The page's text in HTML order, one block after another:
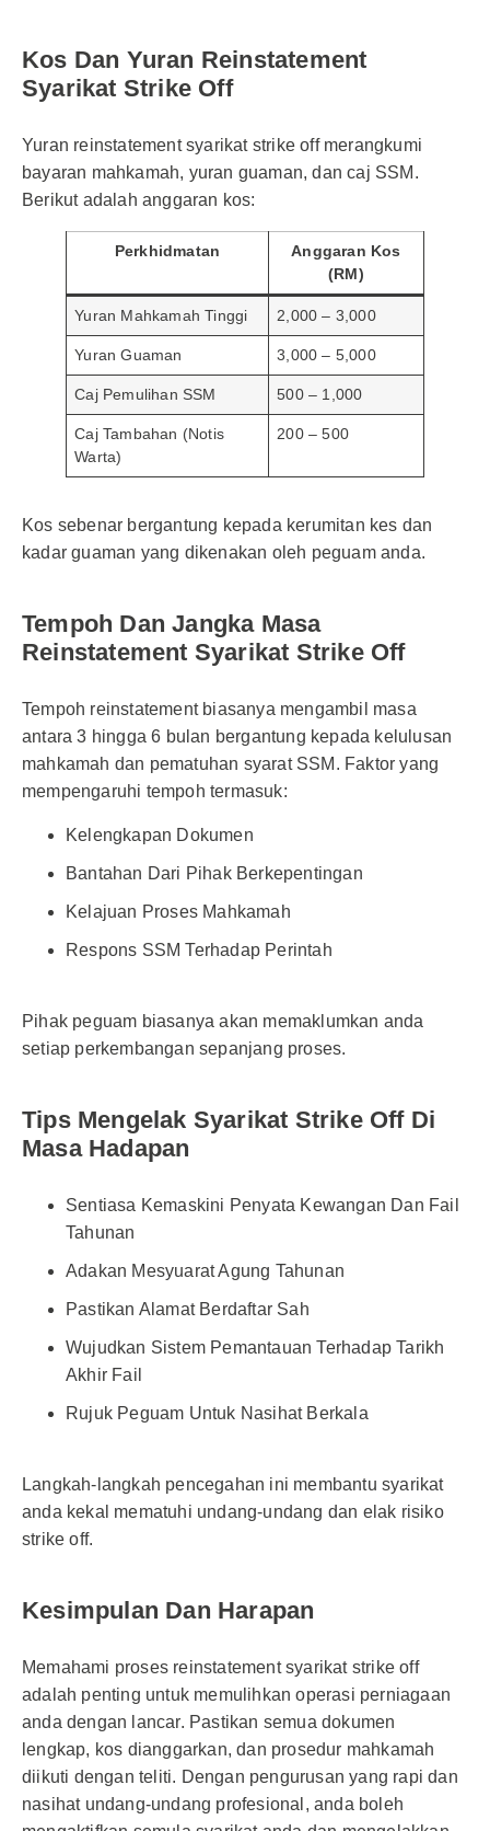
Kos Dan Yuran Reinstatement
Syarikat Strike Off
Yuran reinstatement syarikat strike off merangkumi
bayaran mahkamah, yuran guaman, dan caj SSM.
Berikut adalah anggaran kos:
Perkhidmatan
Anggaran Kos
(RM)
Yuran Mahkamah Tinggi 2,000 – 3,000
Yuran Guaman 3,000 – 5,000
Caj Pemulihan SSM 500 – 1,000
Caj Tambahan (Notis
Warta)
200 – 500
Kos sebenar bergantung kepada kerumitan kes dan
kadar guaman yang dikenakan oleh peguam anda.
Tempoh Dan Jangka Masa
Reinstatement Syarikat Strike Off
Tempoh reinstatement biasanya mengambil masa
antara 3 hingga 6 bulan bergantung kepada kelulusan
mahkamah dan pematuhan syarat SSM. Faktor yang
mempengaruhi tempoh termasuk:
Kelengkapan Dokumen
Bantahan Dari Pihak Berkepentingan
Kelajuan Proses Mahkamah
Respons SSM Terhadap Perintah
Pihak peguam biasanya akan memaklumkan anda
setiap perkembangan sepanjang proses.
Tips Mengelak Syarikat Strike Off Di
Masa Hadapan
Sentiasa Kemaskini Penyata Kewangan Dan Fail
Tahunan
Adakan Mesyuarat Agung Tahunan
Pastikan Alamat Berdaftar Sah
Wujudkan Sistem Pemantauan Terhadap Tarikh
Akhir Fail
Rujuk Peguam Untuk Nasihat Berkala
Langkah-langkah pencegahan ini membantu syarikat
anda kekal mematuhi undang-undang dan elak risiko
strike off.
Kesimpulan Dan Harapan
Memahami proses reinstatement syarikat strike off
adalah penting untuk memulihkan operasi perniagaan
anda dengan lancar. Pastikan semua dokumen
lengkap, kos dianggarkan, dan prosedur mahkamah
diikuti dengan teliti. Dengan pengurusan yang rapi dan
nasihat undang-undang profesional, anda boleh